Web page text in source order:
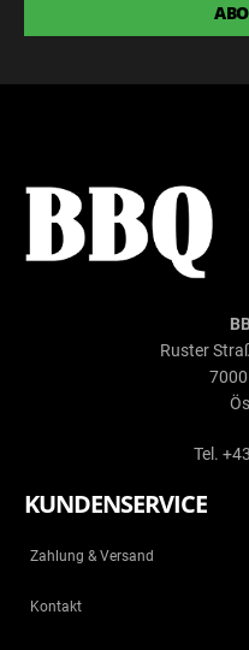
Ruster
Tel.
KUNDENSERVICE
Zahlung & Versand
Kontakt